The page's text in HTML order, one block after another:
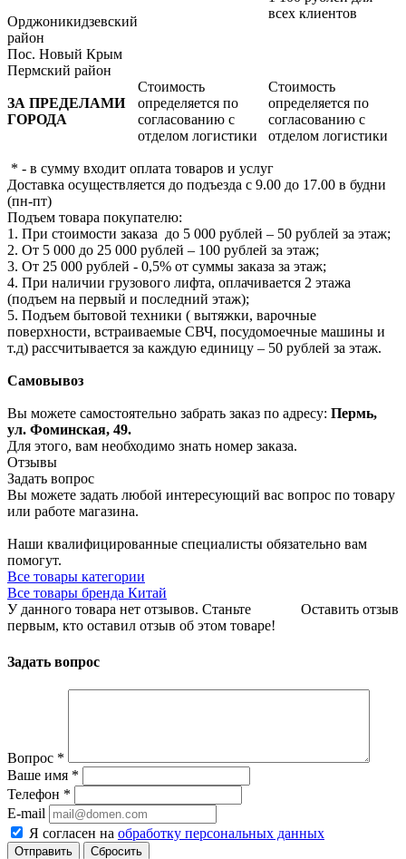
Орджоникидзевский
район
Пос. Новый Крым
Пермский район
всех клиентов
ЗА ПРЕДЕЛАМИ
ГОРОДА
Стоимость
определяется по
согласованию с
отделом логистики
Стоимость
определяется по
согласованию с
отделом логистики
* - в сумму входит оплата товаров и услуг
Доставка осуществляется до подъезда с 9.00 до 17.00 в будни
(пн-пт)
Подъем товара покупателю:
1. При стоимости заказа до 5 000 рублей – 50 рублей за этаж;
2. От 5 000 до 25 000 рублей – 100 рублей за этаж;
3. От 25 000 рублей - 0,5% от суммы заказа за этаж;
4. При наличии грузового лифта, оплачивается 2 этажа
(подъем на первый и последний этаж);
5. Подъем бытовой техники ( вытяжки, варочные
поверхности, встраиваемые СВЧ, посудомоечные машины и
т.д) рассчитывается за каждую единицу – 50 рублей за этаж.
Самовывоз
Вы можете самостоятельно забрать заказ по адресу: Пермь,
ул. Фоминская, 49.
Для этого, вам необходимо знать номер заказа.
Отзывы
Задать вопрос
Вы можете задать любой интересующий вас вопрос по товару
или работе магазина.
Наши квалифицированные специалисты обязательно вам
помогут.
Все товары категории
Все товары бренда Китай
Оставить отзыв
У данного товара нет отзывов. Станьте
первым, кто оставил отзыв об этом товаре!
Задать вопрос
Вопрос *
Ваше имя *
Телефон *
E-mail
Я согласен на обработку персональных данных
Сбросить